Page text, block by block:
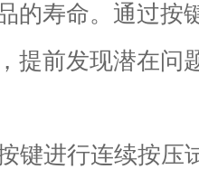
的寿命。通过按
提前发现潜在问
键进行连续按压